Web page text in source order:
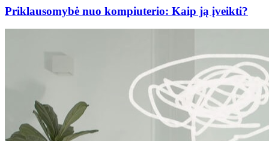
Priklausomybė nuo kompiuterio: Kaip ją įveikti?